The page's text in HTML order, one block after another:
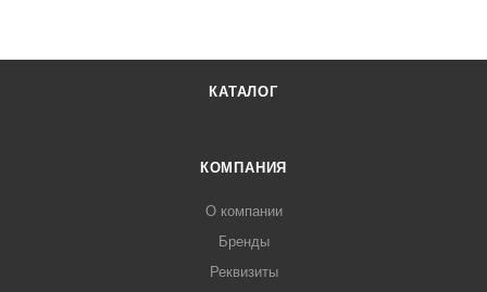
КАТАЛОГ
КОМПАНИЯ
О компании
Бренды
Реквизиты